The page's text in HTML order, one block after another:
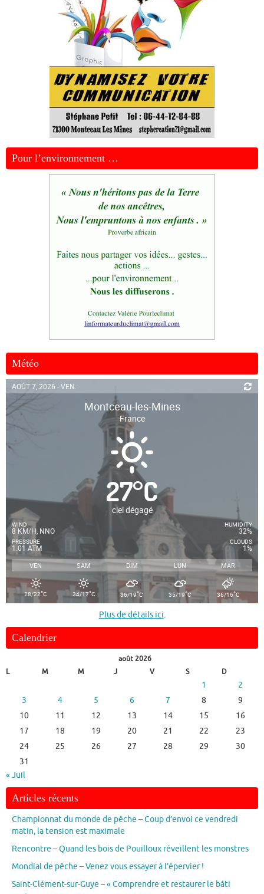
Pour l’environnement …
Météo
AOÛT 7, 2026 - VEN.
Montceau-les-Mines
France
27°C
ciel dégagé
WIND
8 KM/H, NNO
PRESSURE
1.01 ATM
HUMIDITY
32%
CLOUDS
1%
VEN SAM DIM LUN MAR
28/22°C 34/17°C 36/19°C 35/19°C 36/16°C
Plus de détails ici.
Calendrier
août 2026
L
M M J V S D
1
2
3
4 5 6 7 8
9
10
11 12 13 14 15
16
17
18 19 20 21 22
23
24
25 26 27 28 29
30
31
« Juil
Articles récents
Championnat du monde de pêche – Coup d’envoi ce vendredi
matin, la tension est maximale
Rencontre – Quand les bois de Pouilloux réveillent les monstres
Mondial de pêche – Venez vous essayer à l’épervier !
Saint-Clément-sur-Guye – « Comprendre et restaurer le bâti